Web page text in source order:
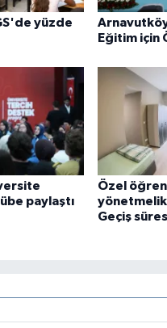
yüzde
Eğitim için
paylaştı
Özel
Geçiş